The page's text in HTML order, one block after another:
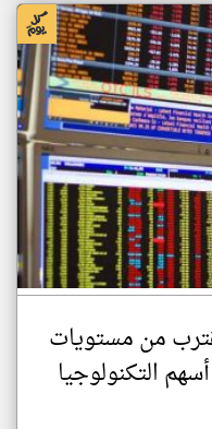
من مستويات
التكنولوجيا